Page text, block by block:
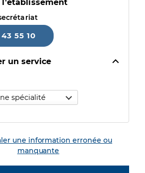
l'établissement
55 10
spécialité puis un motif pour accéder au
un service
une information erronée ou
manquante